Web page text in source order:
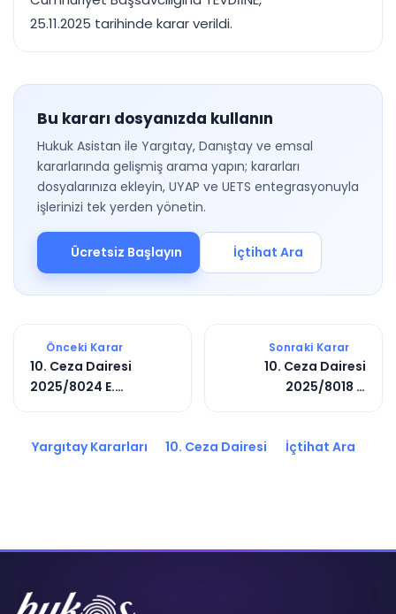
25.11.2025 tarihinde karar verildi.
Bu kararı dosyanızda kullanın
Hukuk Asistan ile Yargıtay, Danıştay ve emsal
kararlarında gelişmiş arama yapın; kararları
dosyalarınıza ekleyin, UYAP ve UETS entegrasyonuyla
işlerinizi tek yerden yönetin.
Ücretsiz Başlayın İçtihat Ara
Önceki Karar
10. Ceza Dairesi
2025/8024 E.
Sonraki Karar
10. Ceza Dairesi
2025/8018 E.
Yargıtay Kararları 10. Ceza Dairesi İçtihat Ara